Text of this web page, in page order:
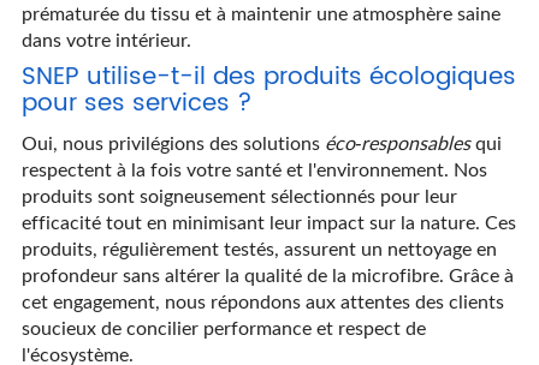
prématurée du tissu et à maintenir une atmosphère saine
dans votre intérieur.
SNEP utilise-t-il des produits écologiques
pour ses services ?
Oui, nous privilégions des solutions éco-responsablesqui
respectent à la fois votre santé et l'environnement. Nos
produits sont soigneusement sélectionnés pour leur
efficacité tout en minimisant leur impact sur la nature. Ces
produits, régulièrement testés, assurent un nettoyage en
profondeur sans altérer la qualité de la microfibre. Grâce à
cet engagement, nous répondons aux attentes des clients
soucieux de concilier performance et respect de
l'écosystème.